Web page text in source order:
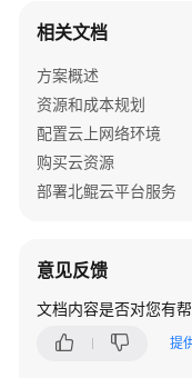
据
础
设
施
决
方
美
云
智
相关文档
方案概述
资源和成本规划
配置云上网络环境
购买云资源
部署北鲲云平台服务
意见反馈
文档内容是否对您有帮
提